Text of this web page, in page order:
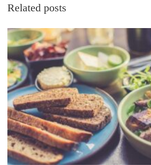
Related posts